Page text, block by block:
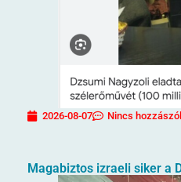
2026-08-07 Nincs
Magabiztos izraeli siker a